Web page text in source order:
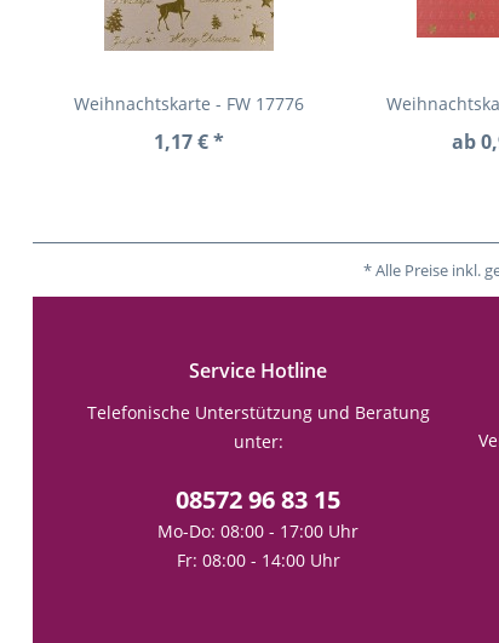
Weihnachtskarte - FW 17776
1,17 € * ab
* Alle Preise inkl.
Service Hotline
Telefonische Unterstützung und Beratung
unter:
08572 96 83 15
Mo-Do: 08:00 - 17:00 Uhr
Fr: 08:00 - 14:00 Uhr